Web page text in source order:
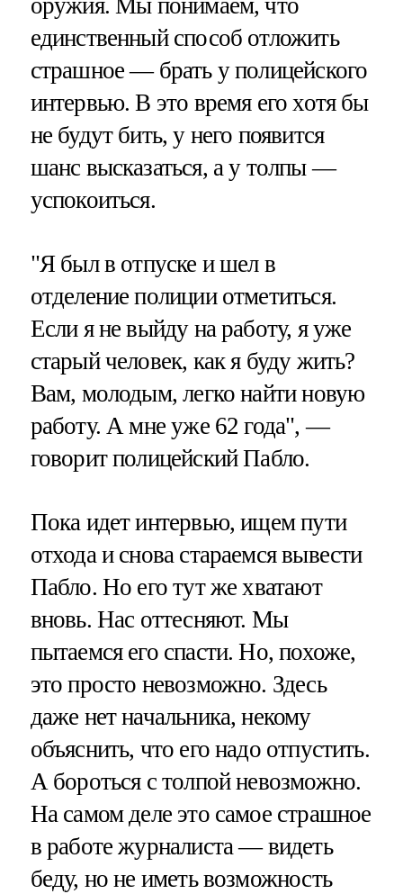
единственный способ отложить
страшное — брать у полицейского
интервью. В это время его хотя бы
не будут бить, у него появится
шанс высказаться, а у толпы —
успокоиться.
"Я был в отпуске и шел в
отделение полиции отметиться.
Если я не выйду на работу, я уже
старый человек, как я буду жить?
Вам, молодым, легко найти новую
работу. А мне уже 62 года", —
говорит полицейский Пабло.
Пока идет интервью, ищем пути
отхода и снова стараемся вывести
Пабло. Но его тут же хватают
вновь. Нас оттесняют. Мы
пытаемся его спасти. Но, похоже,
это просто невозможно. Здесь
даже нет начальника, некому
объяснить, что его надо отпустить.
А бороться с толпой невозможно.
На самом деле это самое страшное
в работе журналиста — видеть
беду, но не иметь возможность